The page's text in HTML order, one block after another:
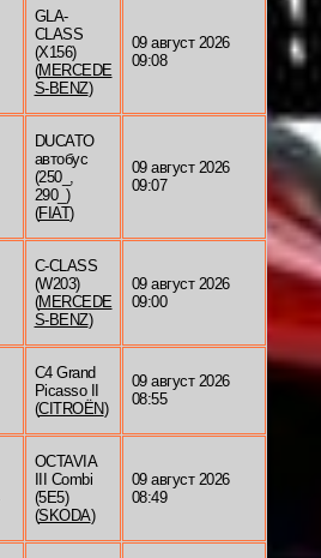
GLA-
CLASS
(X156)
(MERCEDE
S-BENZ)
09 август 2026
09:08
DUCATO
автобус
(250_,
290_)
(FIAT)
09 август 2026
09:07
C-CLASS
(W203)
(MERCEDE
S-BENZ)
09 август 2026
09:00
C4 Grand
Picasso II
(CITROËN)
09 август 2026
08:55
OCTAVIA
III Combi
(5E5)
(SKODA)
09 август 2026
08:49